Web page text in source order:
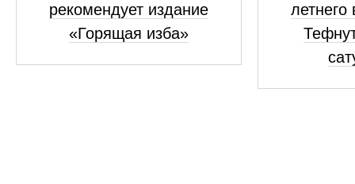
рекомендует издание
«Горящая изба»